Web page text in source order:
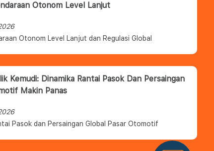
Otonom Level Lanjut
Otonom Level Lanjut dan Regulasi Global
Kemudi: Dinamika Rantai Pasok Dan Persaingan
Makin Panas
Pasok dan Persaingan Global Pasar Otomotif